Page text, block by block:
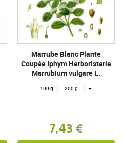
Marrube Blanc Plante
Coupée Iphym Herboristerie
Marrubium vulgare L.
100 g 250 g +
7,43 €